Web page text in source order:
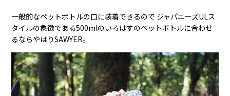
一般的なペットボトルの口に装着できるので ジャパニーズULス
タイルの象徴である500mlのいろはすのペットボトルに合わせ
るならやはりSAWYER。